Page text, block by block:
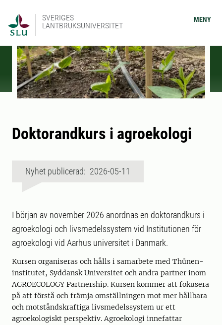
SVERIGES
LANTBRUKSUNIVERSITET
MENY
Doktorandkurs i agroekologi
Nyhet publicerad: 2026-05-11
I början av november 2026 anordnas en doktorandkurs i
agroekologi och livsmedelssystem vid Institutionen för
agroekologi vid Aarhus universitet i Danmark.
Kursen organiseras och hålls i samarbete med Thünen-
institutet, Syddansk Universitet och andra partner inom
AGROECOLOGY Partnership. Kursen kommer att fokusera
på att förstå och främja omställningen mot mer hållbara
och motståndskraftiga livsmedelssystem ur ett
agroekologiskt perspektiv. Agroekologi innefattar